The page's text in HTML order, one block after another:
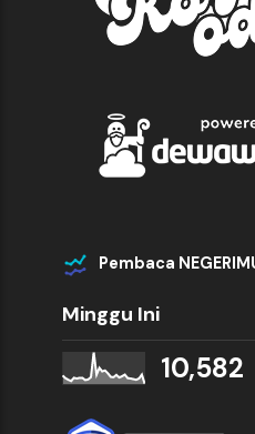
Pembaca
Minggu Ini
10,582